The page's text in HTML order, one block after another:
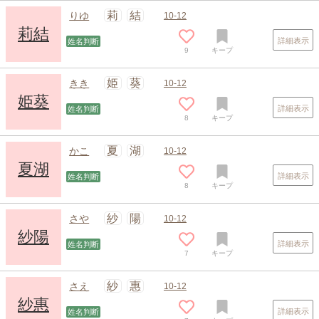
莉結
りゆ 莉 結 10-12
姓名判断
9 キープ
詳細表示
姫葵
きき 姫 葵 10-12
姓名判断
8 キープ
詳細表示
夏湖
かこ 夏 湖 10-12
姓名判断
8 キープ
詳細表示
紗陽
さや 紗 陽 10-12
姓名判断
7 キープ
詳細表示
紗惠
さえ 紗 惠 10-12
姓名判断 詳細表示